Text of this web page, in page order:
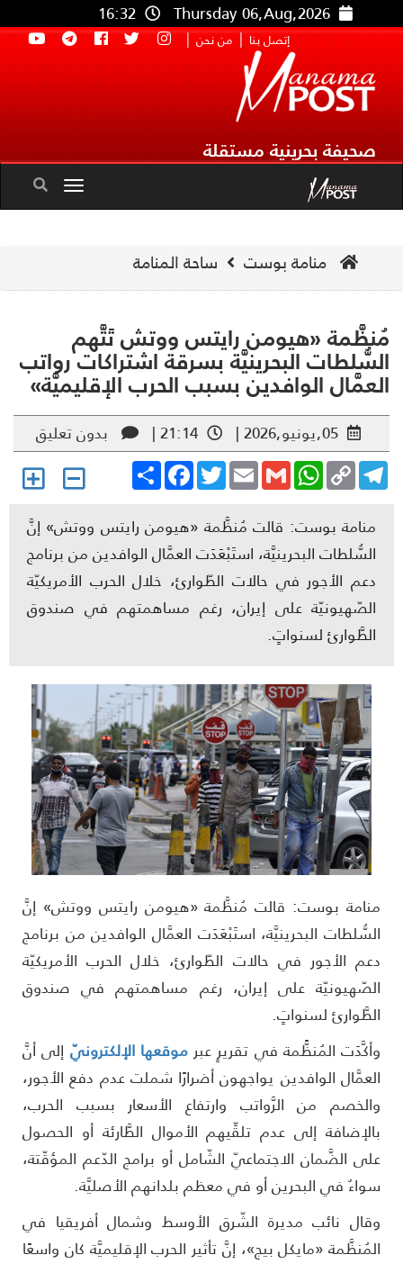
Thursday 06,Aug,2026
16:32
إتصل بنا | من نحن |
صحيفة بحرينية مستقلة
Toggle
navigation
منامة بوست ساحة المنامة
«هيومن رايتس ووتش تَتَّهم
البحرينيَّة بسرقة اشتراكات رواتب
الوافدين بسبب الحرب الإقليميَّة»
05,يونيو,2026 | 21:14 |
بدون تعليق
Share
FacebookTwitterEmailGmail
WhatsAppCopy
Link
منامة بوست: قالت مُنظَّمة «هيومن رايتس ووتش» إنَّ
السُّلطات البحرينيَّة، استَبْعَدَت العمَّال الوافدين من برنامج
دعم الأجور في حالات الطّوارئ، خلال الحرب الأمريكيّة
الصّهيونيّة على إيران، رغم مساهمتهم في صندوق
الطَّوارئ لسنواتٍ.
بوست: قالت مُنظَّمة «هيومن رايتس ووتش» إنَّ
البحرينيَّة، استَبْعَدَت العمَّال الوافدين من برنامج
الأجور في حالات الطّوارئ، خلال الحرب الأمريكيّة
على إيران، رغم مساهمتهم في صندوق
لسنواتٍ.
المُنظََّمة في تقريرٍ عبر موقعها الإلكترونيّإلى أنَّ
الوافدين يواجهون أضرارًا شملت عدم دفع الأجور،
من الرَّواتب وارتفاع الأسعار بسبب الحرب،
إلى عدم تلقِّيهم الأموال الطَّارئة أو الحصول
الضَّمان الاجتماعيّ الشّامل أو برامج الدّعم المؤقّتة،
في البحرين أو في معظم بلدانهم الأصليَّة.
نائب مديرة الشّرق الأوسط وشمال أفريقيا في
«مايكل بيج»، إنَّ تأثير الحرب الإقليميَّة كان واسعًا